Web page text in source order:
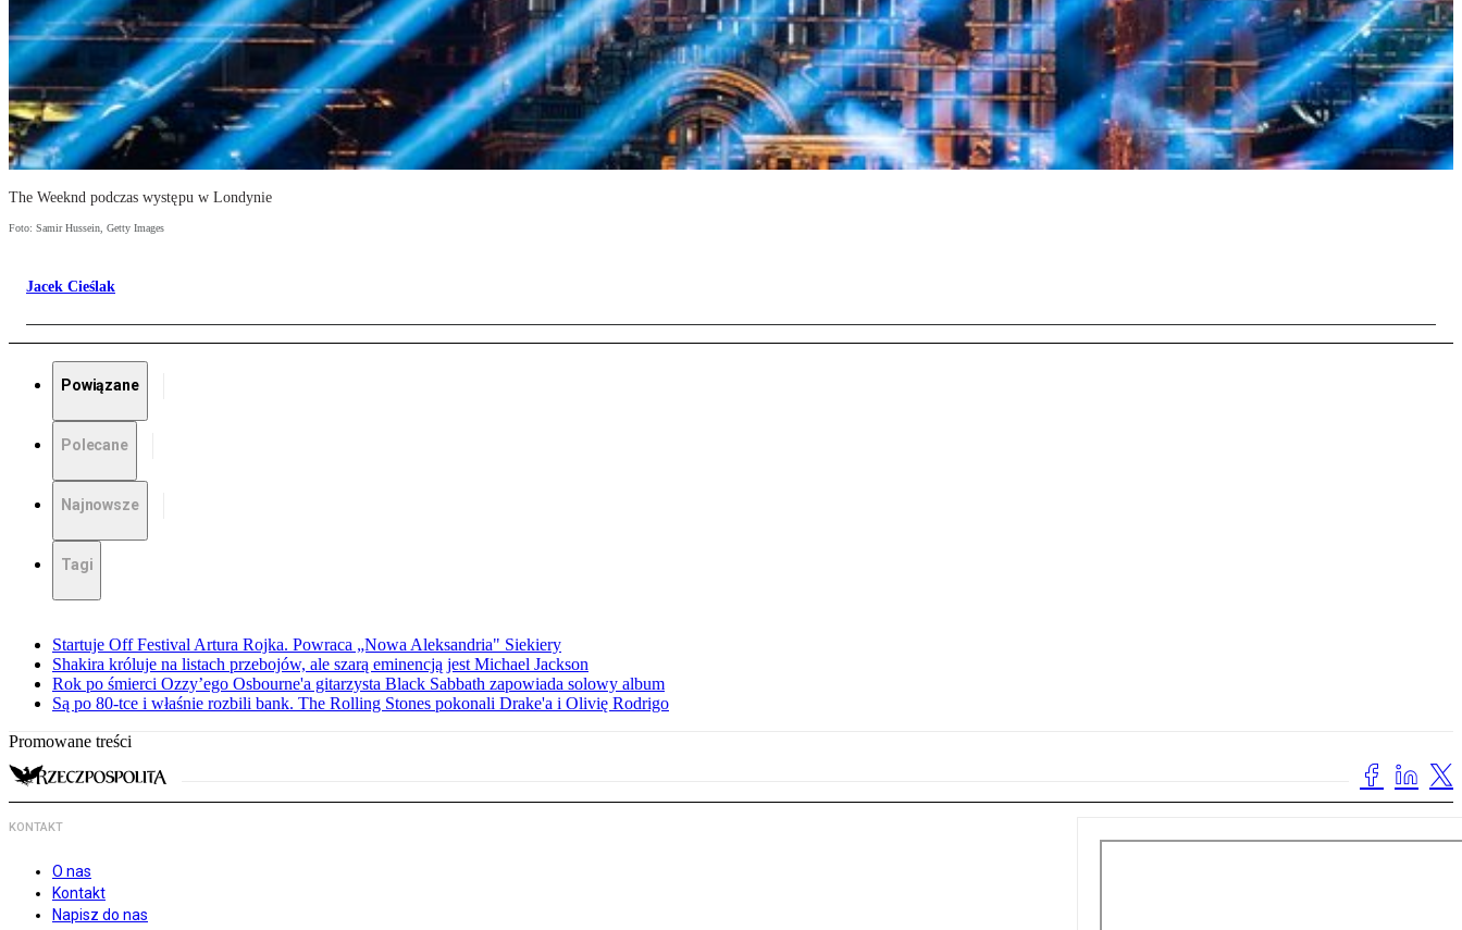
The Weeknd podczas występu w Londynie
Foto: Samir Hussein, Getty Images
Jacek Cieślak
Powiązane
Polecane
Najnowsze
Tagi
Startuje Off Festival Artura Rojka. Powraca „Nowa Aleksandria" Siekiery
Shakira króluje na listach przebojów, ale szarą eminencją jest Michael Jackson
Rok po śmierci Ozzy’ego Osbourne'a gitarzysta Black Sabbath zapowiada solowy album
Są po 80-tce i właśnie rozbili bank. The Rolling Stones pokonali Drake'a i Olivię Rodrigo
Promowane treści
KONTAKT
O nas
Kontakt
Napisz do nas